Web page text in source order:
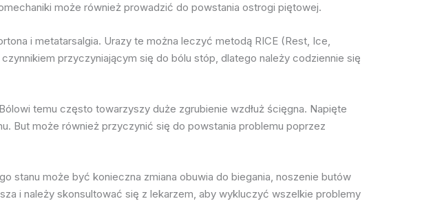
może również prowadzić do powstania ostrogi piętowej.
i metatarsalgia. Urazy te można leczyć metodą RICE (Rest, Ice,
przyczyniającym się do bólu stóp, dlatego należy codziennie się
temu często towarzyszy duże zgrubienie wzdłuż ścięgna. Napięte
But może również przyczynić się do powstania problemu poprzez
stanu może być konieczna zmiana obuwia do biegania, noszenie butów
i należy skonsultować się z lekarzem, aby wykluczyć wszelkie problemy